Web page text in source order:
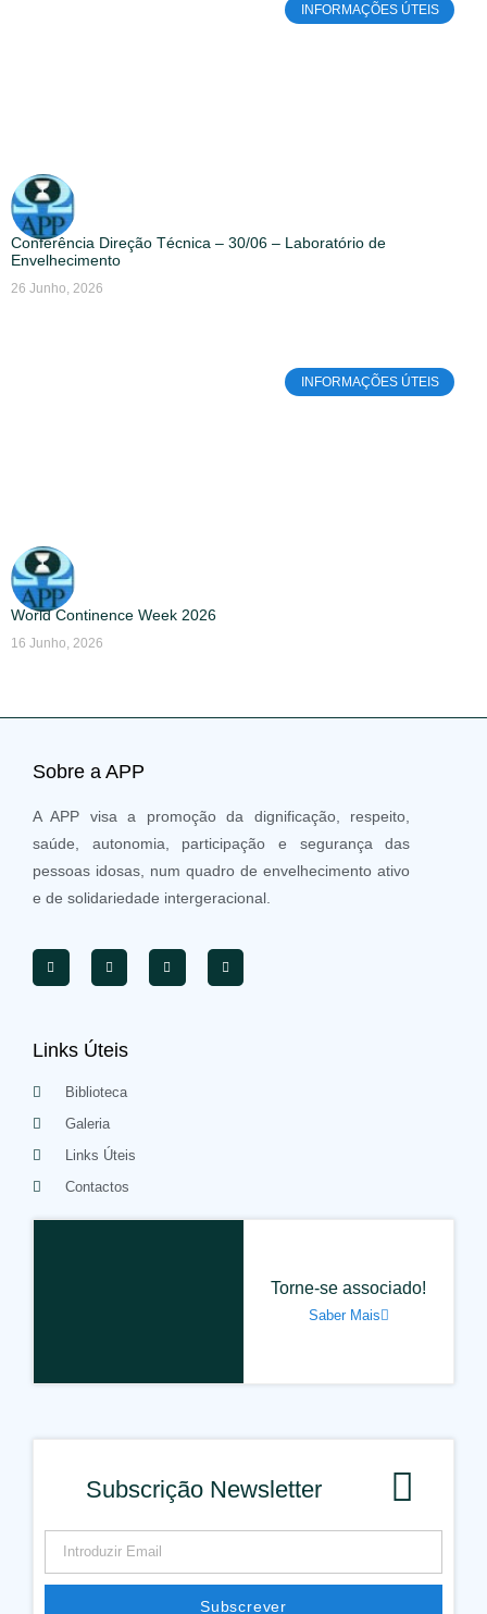
INFORMAÇÕES ÚTEIS
Conferência Direção Técnica – 30/06 – Laboratório de
Envelhecimento
26 Junho, 2026
INFORMAÇÕES ÚTEIS
World Continence Week 2026
16 Junho, 2026
Sobre a APP
A APP visa a promoção da dignificação, respeito,
saúde, autonomia, participação e segurança das
pessoas idosas, num quadro de envelhecimento ativo
e de solidariedade intergeracional.
Links Úteis
Biblioteca
Galeria
Links Úteis
Contactos
Torne-se associado!
Saber Mais
Subscrição Newsletter
Subscrever